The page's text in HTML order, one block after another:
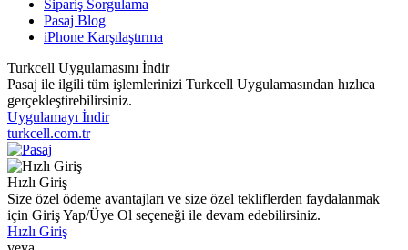
Sipariş Sorgulama
Pasaj Blog
iPhone Karşılaştırma
Turkcell Uygulamasını İndir
Pasaj ile ilgili tüm işlemlerinizi Turkcell Uygulamasından hızlıca
gerçekleştirebilirsiniz.
Uygulamayı İndir
turkcell.com.tr
Hızlı Giriş
Size özel ödeme avantajları ve size özel tekliflerden faydalanmak
için Giriş Yap/Üye Ol seçeneği ile devam edebilirsiniz.
Hızlı Giriş